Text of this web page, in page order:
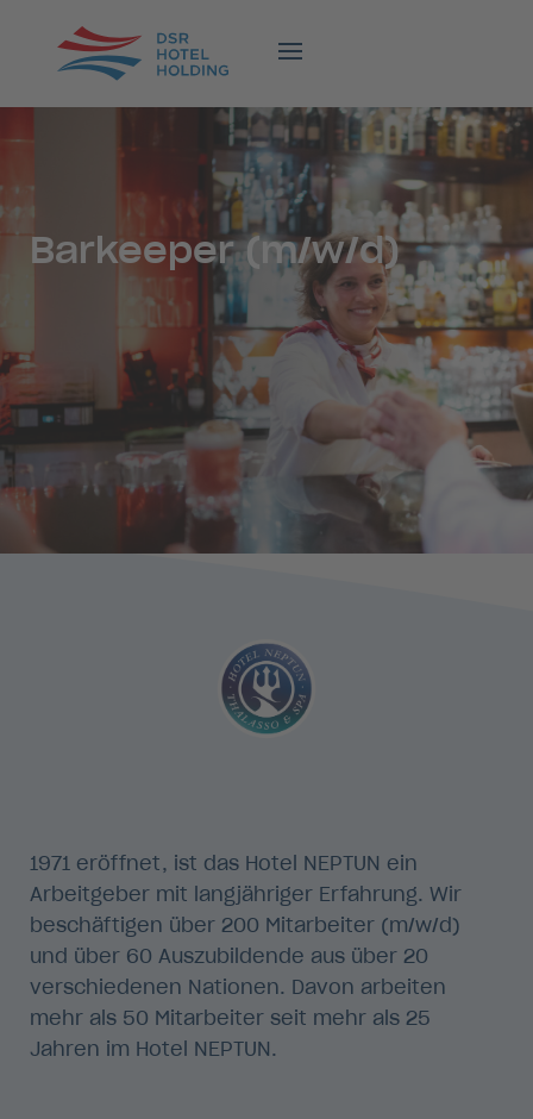
Barkeeper (m/w/d)
1971 eröffnet, ist das Hotel NEPTUN ein
Arbeitgeber mit langjähriger Erfahrung. Wir
beschäftigen über 200 Mitarbeiter (m/w/d)
und über 60 Auszubildende aus über 20
verschiedenen Nationen. Davon arbeiten
mehr als 50 Mitarbeiter seit mehr als 25
Jahren im Hotel NEPTUN.